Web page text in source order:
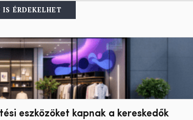
IS ÉRDEKELHET
eszközöket kapnak a kereskedők